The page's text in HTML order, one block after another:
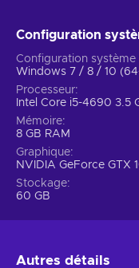
Cheap Tekken 7
New, modern
Tekken 7 Steam
competitors which
product offers
3D maps and 2D
Unreal Engine 4 the
bunch of new
Crush features,
customization option
ingenious offline
Configuration
Configuration système
Windows 7 / 8 / 10
Processeur
Intel Core i5-4690 3.5
Mémoire
8 GB RAM
Graphique
NVIDIA GeForce GTX
Stockage
60 GB
Autres détails